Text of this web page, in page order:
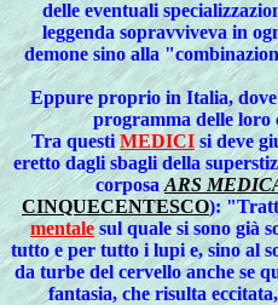
delle eventuali
leggenda sopravviveva in
demone sino alla
Eppure proprio in Italia,
programma delle loro
Tra questiMEDICI si deve
eretto dagli sbagli della
corposaARS
CINQUECENTESCO):
mentalesul quale si sono già
tutto e per tutto i lupi e, sino al
da turbe del cervello anche se
fantasia, che risulta